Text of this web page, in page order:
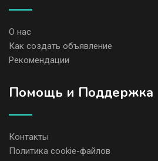
О нас
Как создать объявление
Рекомендации
Помощь и Поддержка
Контакты
Политика cookie-файлов